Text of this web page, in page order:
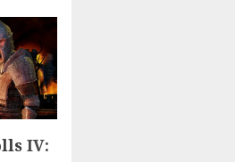
IV: